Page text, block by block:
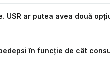
USR ar putea avea două
în funcție de cât